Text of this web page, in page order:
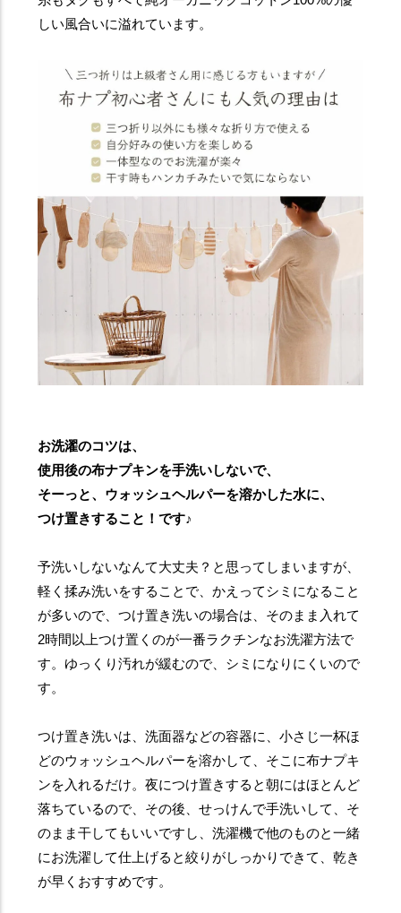
しい風合いに溢れています。
お洗濯のコツは、
使用後の布ナプキンを手洗いしないで、
そーっと、ウォッシュヘルパーを溶かした水に、
つけ置きすること！です♪
予洗いしないなんて大丈夫？と思ってしまいますが、
軽く揉み洗いをすることで、かえってシミになること
が多いので、つけ置き洗いの場合は、そのまま入れて
2時間以上つけ置くのが一番ラクチンなお洗濯方法で
す。ゆっくり汚れが緩むので、シミになりにくいので
す。
つけ置き洗いは、洗面器などの容器に、小さじ一杯ほ
どのウォッシュヘルパーを溶かして、そこに布ナプキ
ンを入れるだけ。夜につけ置きすると朝にはほとんど
落ちているので、その後、せっけんで手洗いして、そ
のまま干してもいいですし、洗濯機で他のものと一緒
にお洗濯して仕上げると絞りがしっかりできて、乾き
が早くおすすめです。